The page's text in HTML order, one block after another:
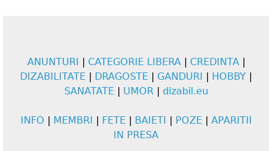
ANUNTURI | CATEGORIE LIBERA| CREDINTA|
DIZABILITATE | DRAGOSTE | GANDURI | HOBBY |
SANATATE | UMOR | dizabil.eu
INFO | MEMBRI | FETE | BAIETI | POZE | APARITII
IN PRESA